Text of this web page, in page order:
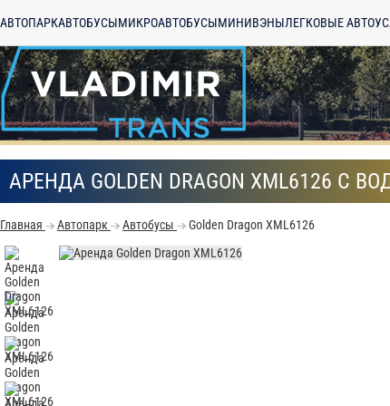
АВТОПАРКАВТОБУСЫМИКРОАВТОБУСЫМИНИВЭНЫЛЕГКОВЫЕ АВТО
АРЕНДА GOLDEN DRAGON XML6126 С
Главная Автопарк Автобусы Golden Dragon XML6126